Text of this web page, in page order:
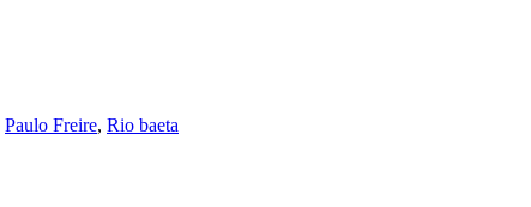
Paulo Freire, Rio baeta